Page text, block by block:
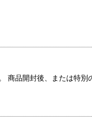
商品開封後、または特別